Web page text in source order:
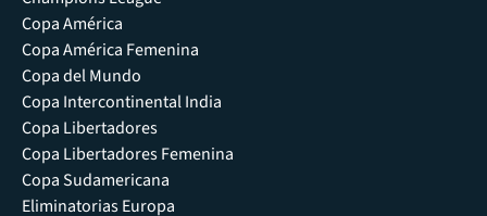
Copa América
Copa América Femenina
Copa del Mundo
Copa Intercontinental India
Copa Libertadores
Copa Libertadores Femenina
Copa Sudamericana
Eliminatorias Europa